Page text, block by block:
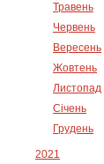
Травень
Червень
Вересень
Жовтень
Листопад
Січень
Грудень
2021